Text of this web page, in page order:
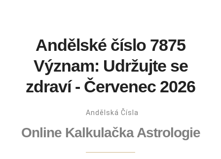
Andělské číslo 7875
Význam: Udržujte se
zdraví - Červenec 2026
Andělská Čísla
Online Kalkulačka Astrologie